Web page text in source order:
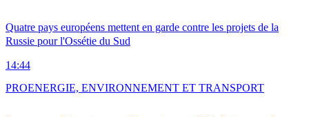
Quatre pays européens mettent en garde contre les projets de la
Russie pour l'Ossétie du Sud
14:44
PROENERGIE, ENVIRONNEMENT ET TRANSPORT